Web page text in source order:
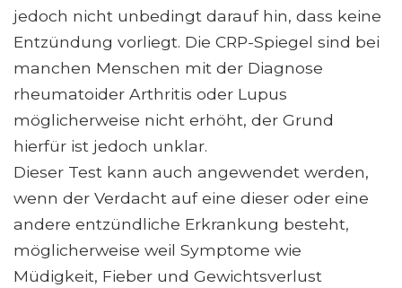
jedoch nicht unbedingt darauf hin, dass keine
Entzündung vorliegt. Die CRP-Spiegel sind bei
manchen Menschen mit der Diagnose
rheumatoider Arthritis oder Lupus
möglicherweise nicht erhöht, der Grund
hierfür ist jedoch unklar.
Dieser Test kann auch angewendet werden,
wenn der Verdacht auf eine dieser oder eine
andere entzündliche Erkrankung besteht,
möglicherweise weil Symptome wie
Müdigkeit, Fieber und Gewichtsverlust